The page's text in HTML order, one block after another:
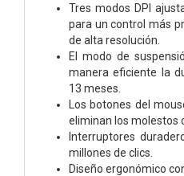
Tres modos DPI
para un control más
de alta resolución.
El modo de
manera eficiente la
13 meses.
Los botones del
eliminan los molestos
Interruptores
millones de clics.
Diseño ergonómico